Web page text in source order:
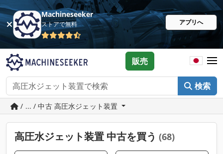
Machineseeker
ストアで無料 アプリへ
検索
販売
/ ... / 中古 高圧水ジェット装置
高圧水ジェット装置 中古を買う (68)